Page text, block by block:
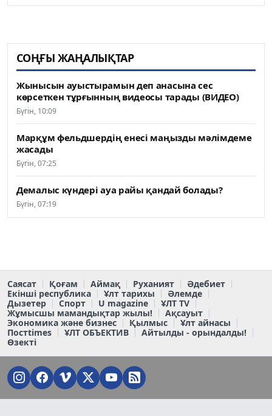
СОҢҒЫ ЖАҢАЛЫҚТАР
Жынысын ауыстырамын деп анасына сес
көрсеткен тұрғынның видеосы тарады (ВИДЕО)
Бүгін, 10:09
Марқұм фельдшердің енесі маңызды мәлімдеме
жасады
Бүгін, 07:25
Демалыс күндері ауа райы қандай болады?
Бүгін, 07:19
Саясат Қоғам Аймақ Руханият
Әдебиет
Екінші республика
Ұлт тарихы
Әлемде
Дызетер
Спорт U magazine
ҰЛТ TV
Жұмысшы мамандықтар жылы!
Ақсауыт
Экономика және бизнес
Қылмыс
Ұлт айнасы
Постtimes
ҰЛТ ОБЪЕКТИВ
Айтылды - орындалды!
Өзекті